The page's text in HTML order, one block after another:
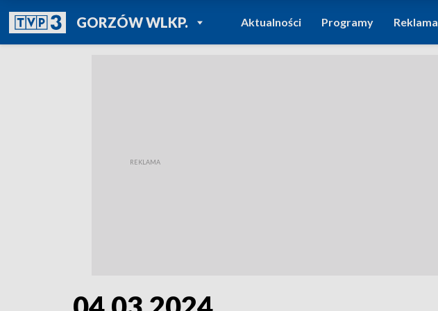
GORZÓW WLKP.POWRÓT DO
TVP REGIONY
Aktualności Programy Reklama